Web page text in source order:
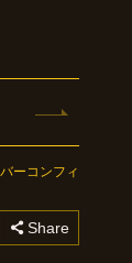
ーコンフィ
Share
ーしました